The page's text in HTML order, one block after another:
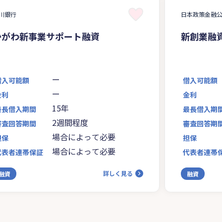
銀行
わ新事業サポート融資
可能額 ー
ー
借入期間 15年
回答期間 2週間程度
場合によって必要
者連帯保証 場合によって必要
資 詳しく見る
日本政策金融
新創業融
借入可能額
金利
最長借入期
審査回答期
担保
代表者連帯
融資